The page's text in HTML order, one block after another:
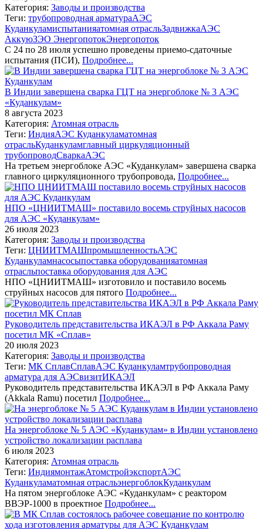
Категория: Заводы и производства
Теги: трубопроводная арматураАЭС
Куданкуламиспытанияатомная отрасльЗадвижкаАЭС
АккуюЗЭО ЭнергопотокЭнергопоток
С 24 по 28 июля успешно проведены приемо-сдаточные
испытания (ПСИ), Подробнее...
В Индии завершена сварка ГЦТ на энергоблоке № 3 АЭС
«Куданкулам»
8 августа 2023
Категория: Атомная отрасль
Теги: ИндияАЭС Куданкуламатомная
отрасльКуданкуламглавный циркуляционный
трубопроводСваркаАЭС
На третьем энергоблоке АЭС «Куданкулам» завершена сварка
главного циркуляционного трубопровода, Подробнее...
НПО «ЦНИИТМАШ» поставило восемь струйных насосов
для АЭС «Куданкулам»
26 июля 2023
Категория: Заводы и производства
Теги: ЦНИИТМАШпромышленностьАЭС
Куданкуламнасосыпоставка оборудованияатомная
отрасльпоставка оборудования для АЭС
НПО «ЦНИИТМАШ» изготовило и поставило восемь
струйных насосов для пятого Подробнее...
Руководитель представительства ИКАЭЛ в РФ Аккала Раму
посетил МК «Сплав»
20 июля 2023
Категория: Заводы и производства
Теги: МК СплавСплавАЭС Куданкуламтрубопроводная
арматура для АЭСвизитИКАЭЛ
Руководитель представительства ИКАЭЛ в РФ Аккала Раму
(Akkala Ramu) посетил Подробнее...
На энергоблоке № 5 АЭС «Куданкулам» в Индии установлено
устройство локализации расплава
6 июля 2023
Категория: Атомная отрасль
Теги: ИндиямонтажАтомстройэкспортАЭС
Куданкуламатомная отрасльэнергоблокКуданкулам
На пятом энергоблоке АЭС «Куданкулам» с реактором
ВВЭР-1000 в проектное Подробнее...